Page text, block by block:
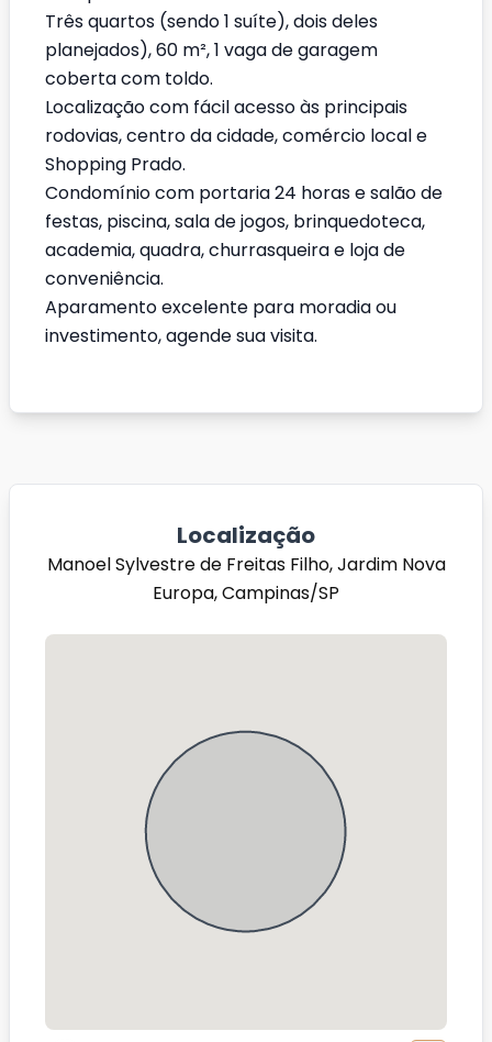
Três quartos (sendo 1 suíte), dois deles
planejados), 60 m², 1 vaga de garagem
coberta com toldo.
Localização com fácil acesso às principais
rodovias, centro da cidade, comércio local e
Shopping Prado.
Condomínio com portaria 24 horas e salão de
festas, piscina, sala de jogos, brinquedoteca,
academia, quadra, churrasqueira e loja de
conveniência.
Aparamento excelente para moradia ou
investimento, agende sua visita.
Localização
Manoel Sylvestre de Freitas Filho, Jardim Nova
Europa, Campinas/SP